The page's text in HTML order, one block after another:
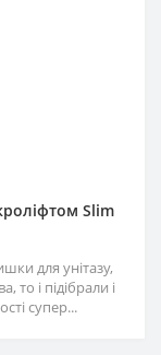
Slim
для унітазу,
і підібрали і
супер...